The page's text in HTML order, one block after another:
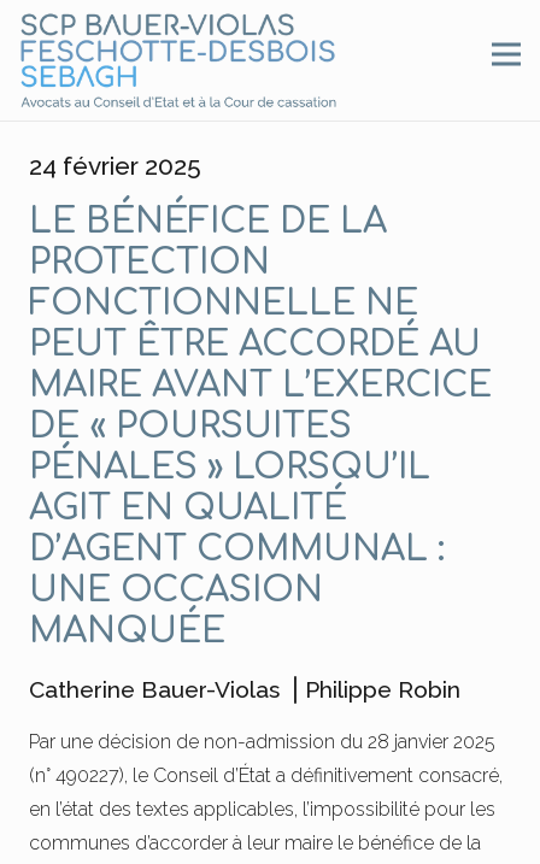
24 février 2025
LE BÉNÉFICE DE LA
PROTECTION
FONCTIONNELLE NE
PEUT ÊTRE ACCORDÉ AU
MAIRE AVANT L’EXERCICE
DE « POURSUITES
PÉNALES » LORSQU’IL
AGIT EN QUALITÉ
D’AGENT COMMUNAL :
UNE OCCASION
MANQUÉE
Catherine Bauer-Violas Philippe Robin
Par une décision de non-admission du 28 janvier 2025
(n° 490227), le Conseil d’État a définitivement consacré,
en l’état des textes applicables, l’impossibilité pour les
communes d’accorder à leur maire le bénéfice de la